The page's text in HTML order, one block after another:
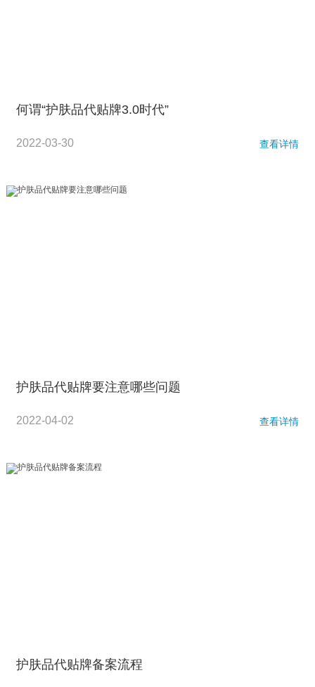
何谓“护肤品代贴牌3.0时代”
2022-03-30 查看详情
护肤品代贴牌要注意哪些问题
2022-04-02 查看详情
护肤品代贴牌备案流程